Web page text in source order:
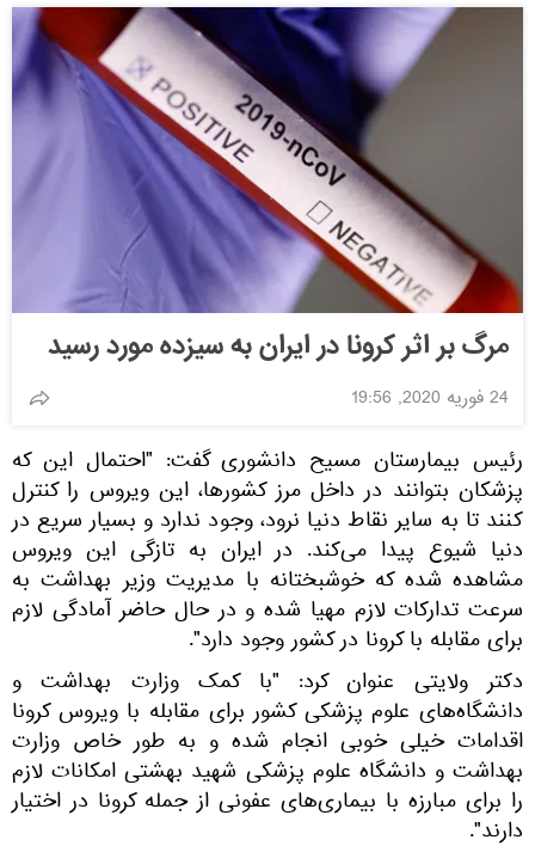
مرگ بر اثر کرونا در ایران به سیزده مورد رسید
24 فوریه 2020, 19:56
رئیس بیمارستان مسیح دانشوری گفت: "احتمال این که
پزشکان بتوانند در داخل مرز کشورها، این ویروس را کنترل
کنند تا به سایر نقاط دنیا نرود، وجود ندارد و بسیار سریع در
دنیا شیوع پیدا می‌کند. در ایران به ‌تازگی این ویروس
مشاهده شده که خوشبختانه با مدیریت وزیر بهداشت به
سرعت تدارکات لازم مهیا شده و در حال حاضر آمادگی لازم
برای مقابله با کرونا در کشور وجود دارد".
دکتر ولایتی عنوان کرد: "با کمک وزارت بهداشت و
دانشگاه‌های علوم پزشکی کشور برای مقابله با ویروس کرونا
اقدامات خیلی خوبی انجام شده و به طور خاص وزارت
بهداشت و دانشگاه علوم پزشکی شهید بهشتی امکانات لازم
را برای مبارزه با بیماری‌های عفونی از جمله کرونا در اختیار
دارند".